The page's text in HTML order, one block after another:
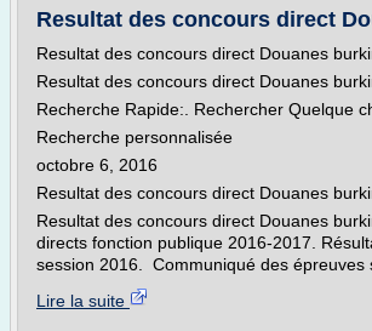
Resultat des concours direct
Resultat des concours direct Douanes
Resultat des concours direct Douanes
Recherche Rapide:. Rechercher Quelque
Recherche personnalisée
octobre 6, 2016
Resultat des concours direct Douanes
Resultat des concours direct Douanes
directs fonction publique 2016-2017.
session 2016. Communiqué des épreuves
Lire la suite